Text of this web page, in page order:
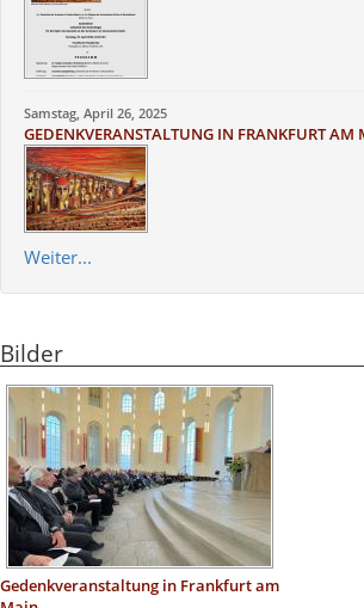
Samstag, April 26, 2025
GEDENKVERANSTALTUNG IN FRANKFURT AM
Weiter...
Bilder
Gedenkveranstaltung in Frankfurt am